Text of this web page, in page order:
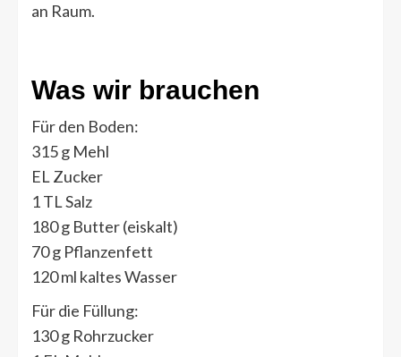
an Raum.
Was wir brauchen
Für den Boden:
315 g Mehl
EL Zucker
1 TL Salz
180 g Butter (eiskalt)
70 g Pflanzenfett
120 ml kaltes Wasser
Für die Füllung:
130 g Rohrzucker